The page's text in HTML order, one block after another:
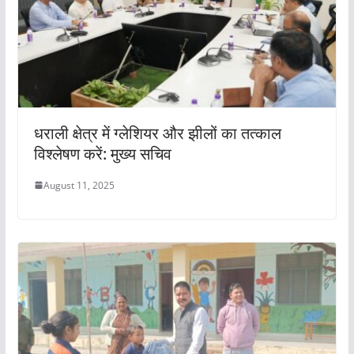
धराली क्षेत्र में ग्लेशियर और झीलों का तत्काल
विश्लेषण करें: मुख्य सचिव
August 11, 2025